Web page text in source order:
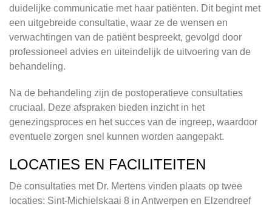
duidelijke communicatie met haar patiënten. Dit begint met
een uitgebreide consultatie, waar ze de wensen en
verwachtingen van de patiënt bespreekt, gevolgd door
professioneel advies en uiteindelijk de uitvoering van de
behandeling.
Na de behandeling zijn de postoperatieve consultaties
cruciaal. Deze afspraken bieden inzicht in het
genezingsproces en het succes van de ingreep, waardoor
eventuele zorgen snel kunnen worden aangepakt.
LOCATIES EN FACILITEITEN
De consultaties met Dr. Mertens vinden plaats op twee
locaties: Sint-Michielskaai 8 in Antwerpen en Elzendreef